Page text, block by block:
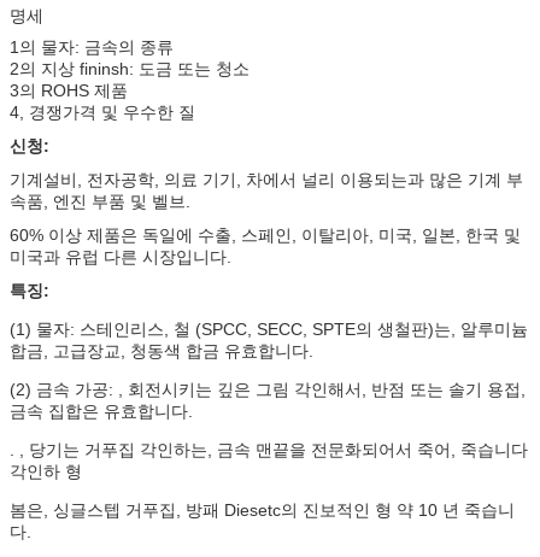
명세
1의 물자: 금속의 종류
2의 지상 fininsh: 도금 또는 청소
3의 ROHS 제품
4, 경쟁가격 및 우수한 질
신청:
기계설비, 전자공학, 의료 기기, 차에서 널리 이용되는과 많은 기계 부
속품, 엔진 부품 및 벨브.
60% 이상 제품은 독일에 수출, 스페인, 이탈리아, 미국, 일본, 한국 및
미국과 유럽 다른 시장입니다.
특징:
(1) 물자: 스테인리스, 철 (SPCC, SECC, SPTE의 생철판)는, 알루미늄
합금, 고급장교, 청동색 합금 유효합니다.
(2) 금속 가공: , 회전시키는 깊은 그림 각인해서, 반점 또는 솔기 용접,
금속 집합은 유효합니다.
. , 당기는 거푸집 각인하는, 금속 맨끝을 전문화되어서 죽어, 죽습니다
각인하 형
봄은, 싱글스텝 거푸집, 방패 Diesetc의 진보적인 형 약 10 년 죽습니
다.